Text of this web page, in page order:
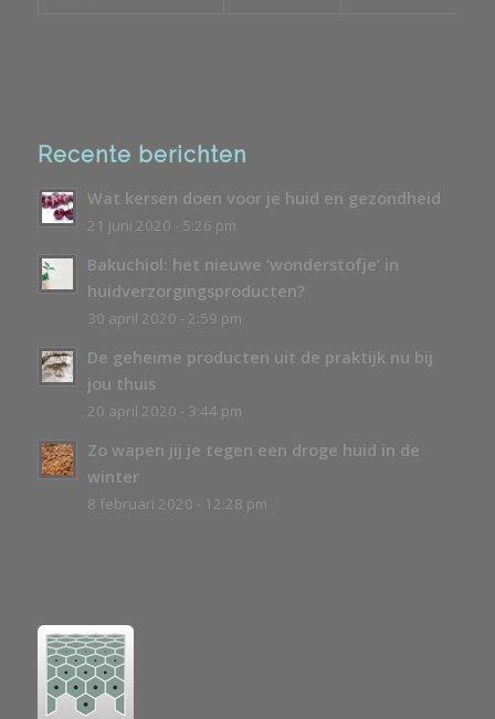
Recente berichten
Wat kersen doen voor je huid en gezondheid
21 juni 2020 - 5:26 pm
Bakuchiol: het nieuwe ‘wonderstofje’ in
huidverzorgingsproducten?
30 april 2020 - 2:59 pm
De geheime producten uit de praktijk nu bij
jou thuis
20 april 2020 - 3:44 pm
Zo wapen jij je tegen een droge huid in de
winter
8 februari 2020 - 12:28 pm